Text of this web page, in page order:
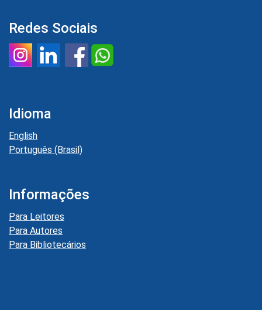
Redes Sociais
Idioma
English
Português (Brasil)
Informações
Para Leitores
Para Autores
Para Bibliotecários